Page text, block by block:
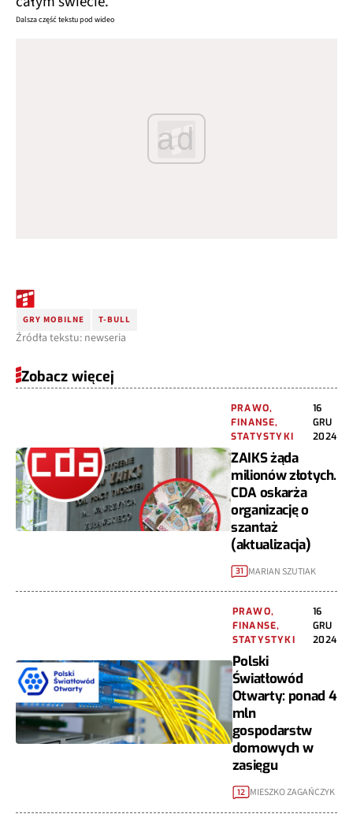
Dalsza część tekstu pod wideo
ad
GRY MOBILNE T-BULL
Źródła tekstu: newseria
Zobacz więcej
PRAWO,
FINANSE,
STATYSTYKI
16
GRU
2024
ZAIKS żąda
milionów złotych.
CDA oskarża
organizację o
szantaż
(aktualizacja)
31 MARIAN SZUTIAK
PRAWO,
FINANSE,
STATYSTYKI
16
GRU
2024
Polski
Światłowód
Otwarty: ponad 4
mln
gospodarstw
domowych w
zasięgu
12 MIESZKO ZAGAŃCZYK